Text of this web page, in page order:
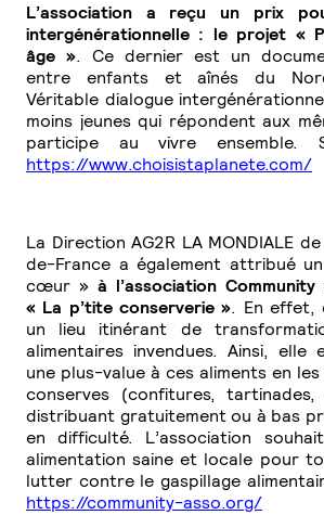
L’association a reçu un prix
intergénérationnelle : le projet «
âge ». Ce dernier est un
entre enfants et aînés du
Véritable dialogue
moins jeunes qui répondent aux
participe au vivre ensemble.
https://www.choisistaplanete.com/
La Direction AG2R LA MONDIALE
de-France a également attribué
cœur » à l’association
« La p’tite conserverie ». En effet,
un lieu itinérant de
alimentaires invendues. Ainsi, elle
une plus-value à ces aliments en
conserves (confitures,
distribuant gratuitement ou à bas
en difficulté. L’association
alimentation saine et locale pour
lutter contre le gaspillage
https://community-asso.org/